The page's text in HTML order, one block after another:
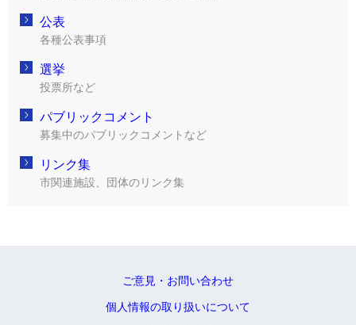
公表
各種公表事項
選挙
投票所など
パブリックコメント
募集中のパブリックコメントなど
リンク集
市関連施設、団体のリンク集
ご意見・お問い合わせ
個人情報の取り扱いについて